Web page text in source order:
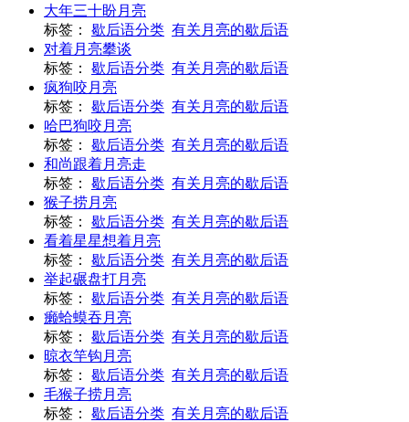
大年三十盼月亮
标签：
歇后语分类 有关月亮的歇后语
对着月亮攀谈
标签：
歇后语分类 有关月亮的歇后语
疯狗咬月亮
标签：
歇后语分类 有关月亮的歇后语
哈巴狗咬月亮
标签：
歇后语分类 有关月亮的歇后语
和尚跟着月亮走
标签：
歇后语分类 有关月亮的歇后语
猴子捞月亮
标签：
歇后语分类 有关月亮的歇后语
看着星星想着月亮
标签：
歇后语分类 有关月亮的歇后语
举起碾盘打月亮
标签：
歇后语分类 有关月亮的歇后语
癞蛤蟆吞月亮
标签：
歇后语分类 有关月亮的歇后语
晾衣竿钩月亮
标签：
歇后语分类 有关月亮的歇后语
毛猴子捞月亮
标签：
歇后语分类 有关月亮的歇后语